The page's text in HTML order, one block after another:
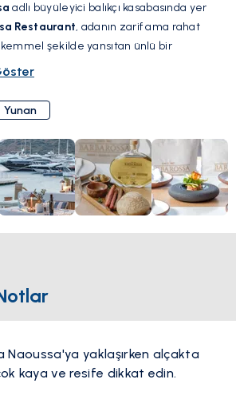
adlı büyüleyici balıkçı kasabasında yer
Restaurant, adanın zarif ama rahat
şekilde yansıtan ünlü bir
Deniz kenarındaki eşsiz konumuyla
ve özenle hazırlanmış Yunan lezzetleriyle
ızgara ahtapot, ıstakozlu makarna
edilen taze balık gibi özel tatlar
tarifler modern dokunuşlarla
yemek sadece bir öğün değil,
Gün batımında Ege Denizi’ne
tadını çıkarırken ya da deniz
uyumunu sunan Barbarossa, Paros’ta
Yunan
Naoussa'ya yaklaşırken alçakta
kaya ve resife dikkat edin.